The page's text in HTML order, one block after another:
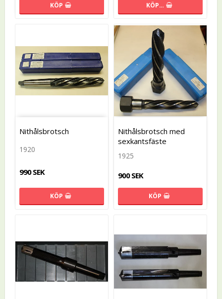
KÖP KÖP…
Nithålsbrotsch
1920
990 SEK
KÖP
Nithålsbrotsch med
sexkantsfäste
1925
900 SEK
KÖP